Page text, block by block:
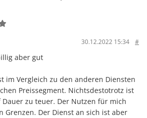
30.12.2022 15:34 #
aber gut
im Vergleich zu den anderen Diensten
Preissegment. Nichtsdestotrotz ist
Dauer zu teuer. Der Nutzen für mich
Grenzen. Der Dienst an sich ist aber